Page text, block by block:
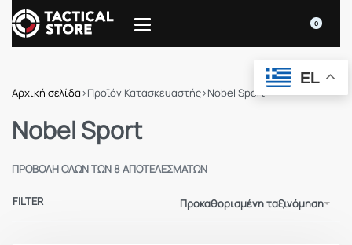
0
Αρχική σελίδα›Προϊόν Κατασκευαστής›Nobel Sport
Nobel Sport
ΠΡΟΒΟΛΉ ΌΛΩΝ ΤΩΝ 8 ΑΠΟΤΕΛΕΣΜΆΤΩΝ
Προκαθορισμένη ταξινόμηση
FILTER
EL